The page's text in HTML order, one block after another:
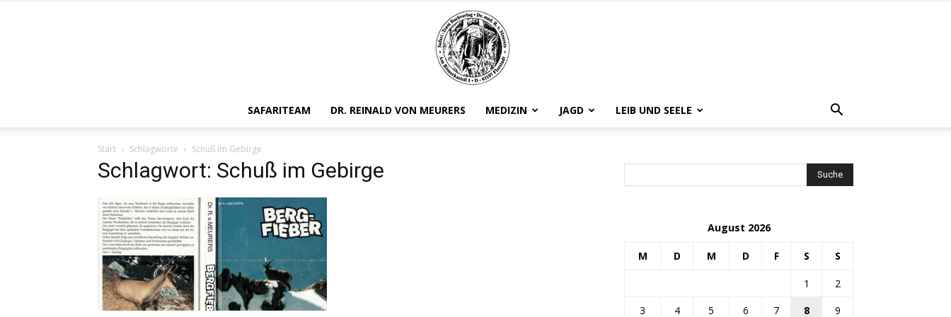
SAFARITEAM DR. REINALD VON MEURERS MEDIZIN JAGD LEIB UND SEELE
Start Schlagworte Schuß im Gebirge
Schlagwort: Schuß im Gebirge
August 2026
M D M D F S S
1
2
3
4 5 6 7 8 9